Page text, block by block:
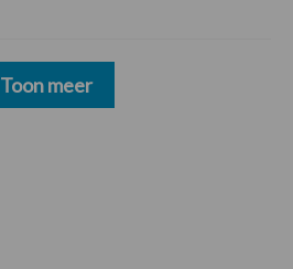
Toon meer